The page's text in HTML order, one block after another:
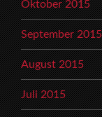
Oktober 2015
September 2015
August 2015
Juli 2015